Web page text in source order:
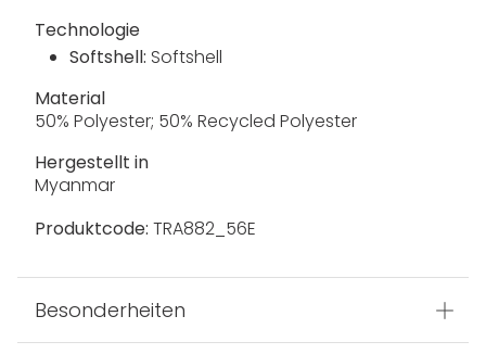
Technologie
Softshell: Softshell
Material
50% Polyester; 50% Recycled Polyester
Hergestellt in
Myanmar
Produktcode: TRA882_56E
Besonderheiten